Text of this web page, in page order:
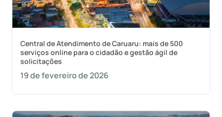
Central de Atendimento de Caruaru: mais de 500
serviços online para o cidadão e gestão ágil de
solicitações
19 de fevereiro de 2026